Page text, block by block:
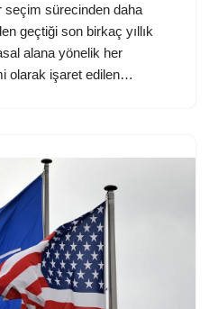
seçim sürecinden daha
geçtiği son birkaç yıllık
alana yönelik her
olarak işaret edilen…